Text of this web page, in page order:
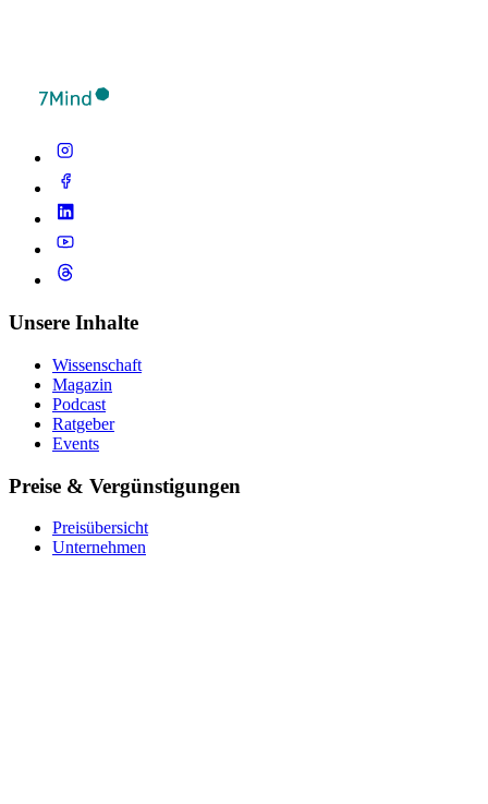
Unsere Inhalte
Wissenschaft
Magazin
Podcast
Ratgeber
Events
Preise & Vergünstigungen
Preisübersicht
Unternehmen